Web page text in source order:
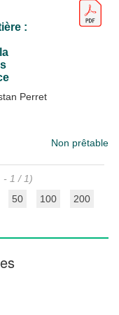
:
Perret
Non prêtable
- 1 / 1)
50 100 200